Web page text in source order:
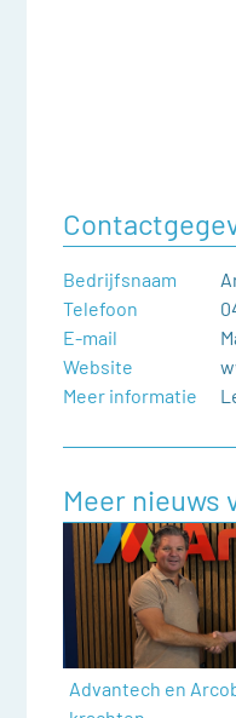
Bedrijfsnaam
Telefoon
E-mail
Website
Meer informatie
Meer nieuws
Advantech en